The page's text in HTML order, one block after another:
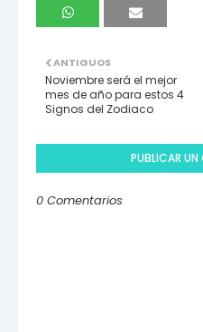
ANTIGUOS
Noviembre será el mejor
mes de año para estos 4
Signos del Zodiaco
PUBLICAR
0 Comentarios